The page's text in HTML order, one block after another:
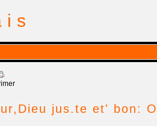
jus.te et' bon: